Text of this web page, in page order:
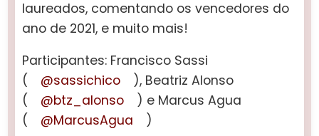
laureados, comentando os vencedores do
ano de 2021, e muito mais!
Participantes: Francisco Sassi
(
@sassichico
), Beatriz Alonso
(
@btz_alonso
) e Marcus Agua
(
@MarcusAgua
)